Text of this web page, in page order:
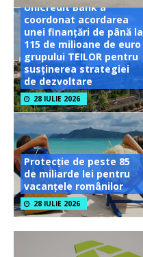
UniCredit Bank a
coordonat acordarea
unei finanțări de până la
115 de milioane de euro
grupului TEILOR pentru
susținerea strategiei
de dezvoltare
28 IULIE 2026
Protecție de peste 85
de miliarde lei pentru
vacanțele românilor
28 IULIE 2026